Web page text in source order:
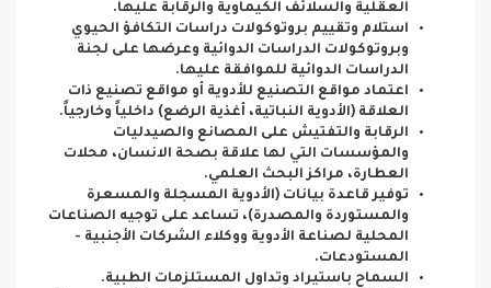
العقلية والسلائف الكيماوية والرقابة عليها.
استلام وتقييم بروتوكولات دراسات التكافؤ الحيوي
وبروتوكولات الدراسات الدوائية وعرضها على لجنة
الدراسات الدوائية للموافقة عليها.
اعتماد مواقع التصنيع للأدوية أو مواقع تصنيع ذات
العلاقة (الأدوية النباتية، أغذية الرضع) داخلياً وخارجياً.
الرقابة والتفتيش على المصانع والصيدليات
والمؤسسات التي لها علاقة بصحة الانسان، محلات
العطارة، مراكز البحث العلمي.
توفير قاعدة بيانات (الأدوية المسجلة والمسعرة
والمستوردة والمصدرة)، تساعد على توجيه الصناعات
المحلية لصناعة الأدوية ووكلاء الشركات الأجنبية -
المستودعات.
السماح باستيراد وتداول المستلزمات الطبية.